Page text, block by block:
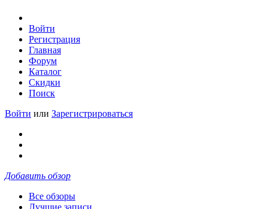
Войти
Регистрация
Главная
Форум
Каталог
Скидки
Поиск
Войти или Зарегистрироваться
Добавить обзор
Все обзоры
Лучшие записи